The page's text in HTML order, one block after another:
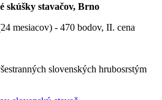
skúšky stavačov, Brno
mesiacov) - 470 bodov, II. cena
slovenských hrubosrstým